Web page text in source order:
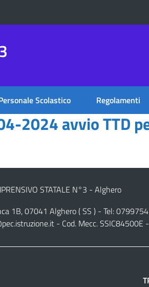
Scolastico Regolamenti
2024 avvio TTD
STATALE N°3 - Alghero
1B, 07041 Alghero ( SS ) - Tel:
- Cod. Mecc. SSIC84500E